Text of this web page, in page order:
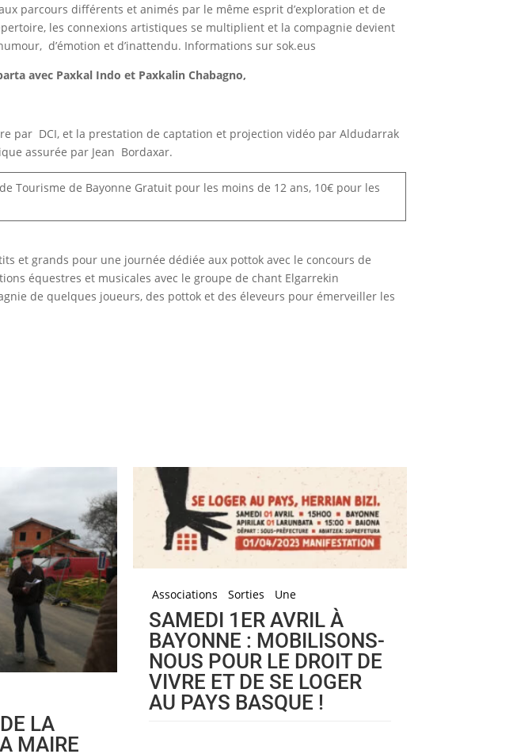
parcours différents et animés par le même esprit d’exploration et de
les connexions artistiques se multiplient et la compagnie devient
d’émotion et d’inattendu. Informations sur sok.eus
avec Paxkal Indo et Paxkalin Chabagno,
par DCI, et la prestation de captation et projection vidéo par Aldudarrak
assurée par Jean Bordaxar.
Tourisme de Bayonne Gratuit pour les moins de 12 ans, 10€ pour les
et grands pour une journée dédiée aux pottok avec le concours de
équestres et musicales avec le groupe de chant Elgarrekin
de quelques joueurs, des pottok et des éleveurs pour émerveiller les
LA
MAIRE
Associations Sorties Une
SAMEDI 1ER AVRIL À
BAYONNE : MOBILISONS-
NOUS POUR LE DROIT DE
VIVRE ET DE SE LOGER
AU PAYS BASQUE !